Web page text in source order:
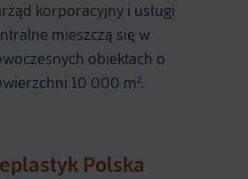
korporacyjny i usługi
mieszczą się w
obiektach o
10 000 m².
Polska